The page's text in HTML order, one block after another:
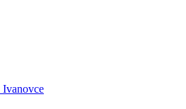
Ivanovce